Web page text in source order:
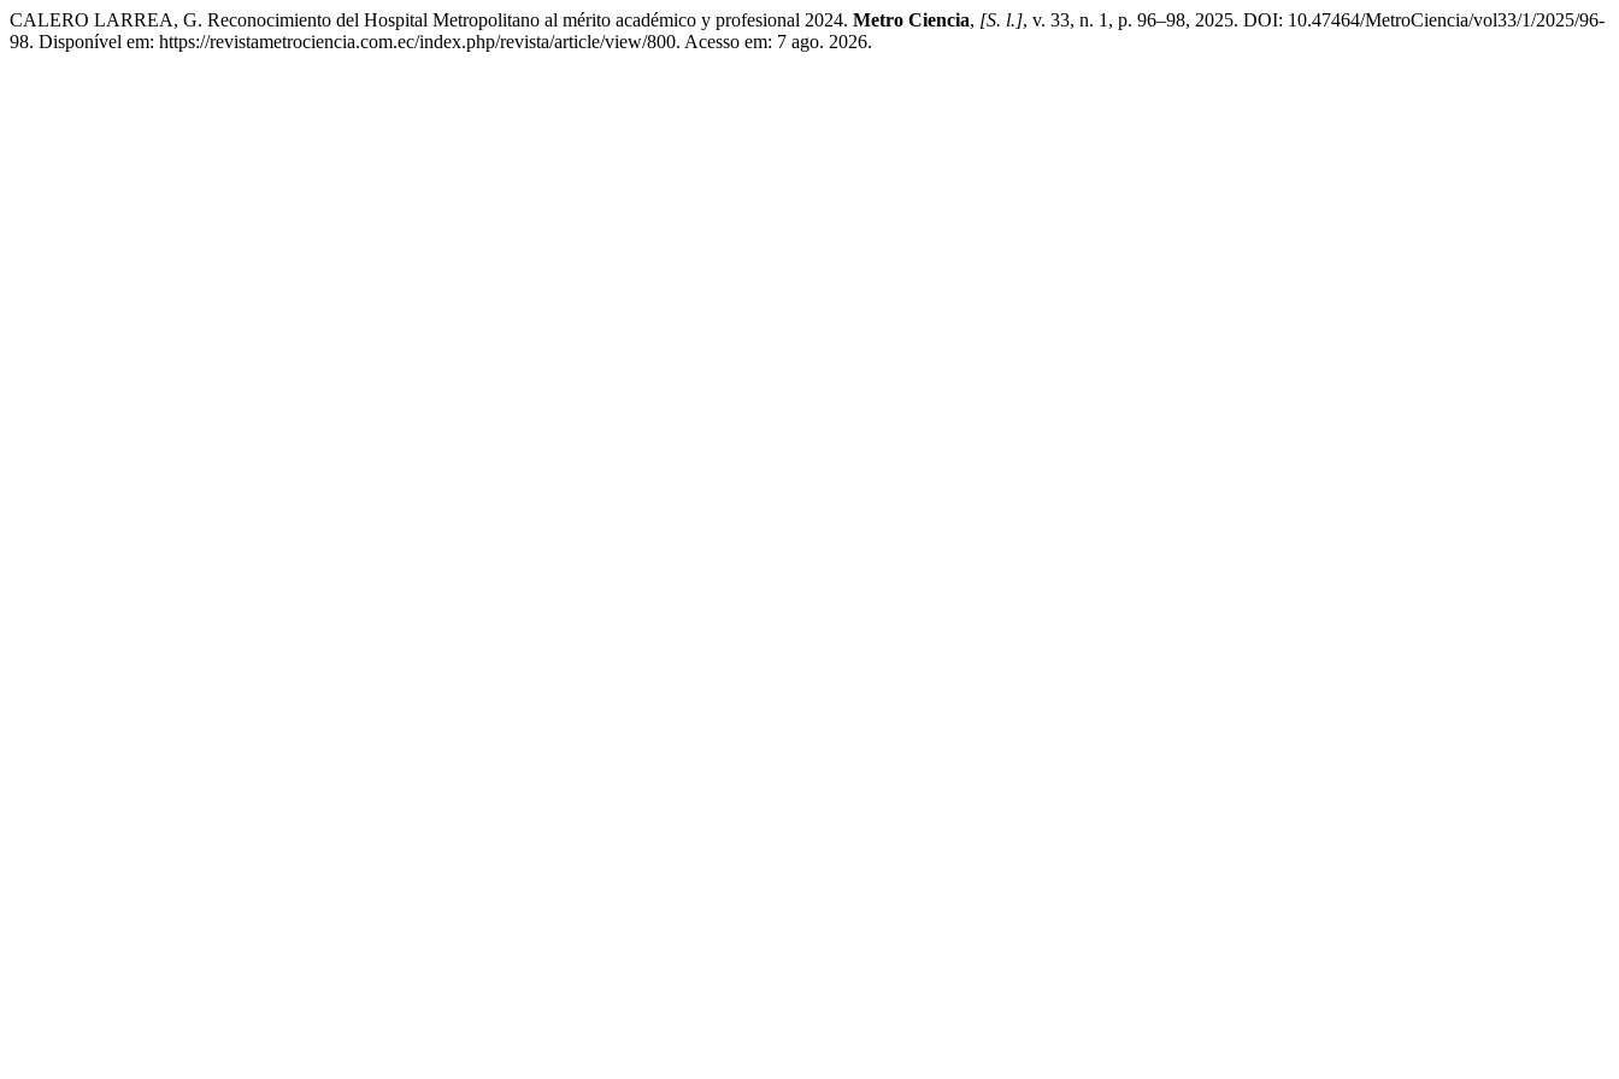
CALERO LARREA, G. Reconocimiento del Hospital Metropolitano al mérito académico y profesional 2024. Metro Ciencia, [S. l.], v. 33, n. 1, p. 96–98, 2025. DOI: 10.47464/MetroCiencia/vol33/1/2025/96-
98. Disponível em: https://revistametrociencia.com.ec/index.php/revista/article/view/800. Acesso em: 7 ago. 2026.